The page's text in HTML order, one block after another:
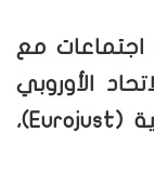
اجتماعات مع
الأوروبي
للتعاون في مجال العدالة الجنائية (Eurojust)،